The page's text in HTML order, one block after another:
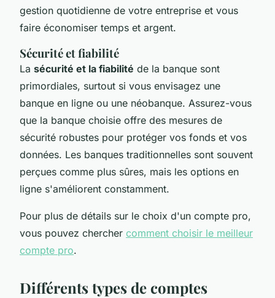
gestion quotidienne de votre entreprise et vous
faire économiser temps et argent.
Sécurité et fiabilité
La sécurité et la fiabilité de la banque sont
primordiales, surtout si vous envisagez une
banque en ligne ou une néobanque. Assurez-vous
que la banque choisie offre des mesures de
sécurité robustes pour protéger vos fonds et vos
données. Les banques traditionnelles sont souvent
perçues comme plus sûres, mais les options en
ligne s'améliorent constamment.
Pour plus de détails sur le choix d'un compte pro,
vous pouvez chercher comment choisir le meilleur
compte pro.
Différents types de comptes